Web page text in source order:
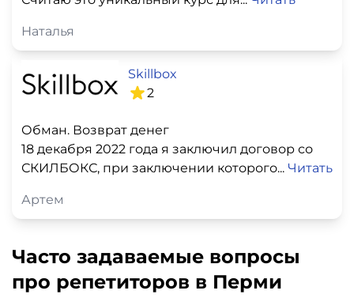
Наталья
Skillbox
2
Обман. Возврат денег
18 декабря 2022 года я заключил договор со
СКИЛБОКС, при заключении которого... Читать
Артем
Часто задаваемые вопросы
про репетиторов в Перми